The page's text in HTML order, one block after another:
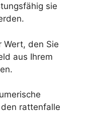
sie
Wert, den Sie
aus Ihrem
rattenfalle